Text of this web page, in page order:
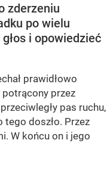
zderzeniu
po wielu
i opowiedzieć
prawidłowo
potrącony przez
pas ruchu,
doszło. Przez
W końcu on i jego